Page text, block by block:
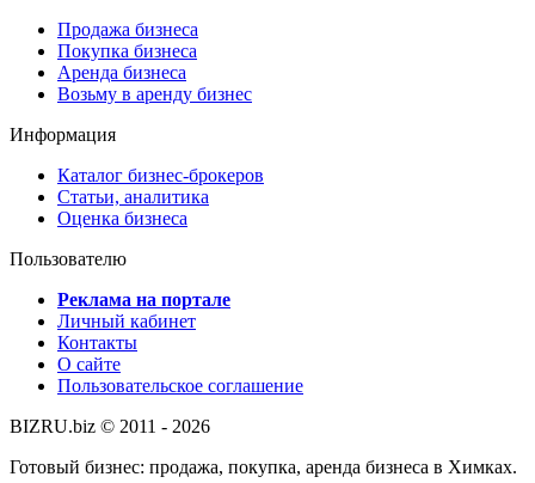
Продажа бизнеса
Покупка бизнеса
Аренда бизнеса
Возьму в аренду бизнес
Информация
Каталог бизнес-брокеров
Статьи, аналитика
Оценка бизнеса
Пользователю
Реклама на портале
Личный кабинет
Контакты
О сайте
Пользовательское соглашение
BIZRU.biz © 2011 - 2026
Готовый бизнес: продажа, покупка, аренда бизнеса в Химках.